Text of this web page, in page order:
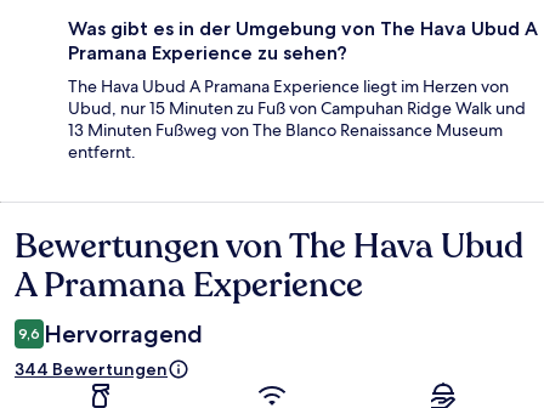
Was gibt es in der Umgebung von The Hava Ubud A
Pramana Experience zu sehen?
The Hava Ubud A Pramana Experience liegt im Herzen von
Ubud, nur 15 Minuten zu Fuß von Campuhan Ridge Walk und
13 Minuten Fußweg von The Blanco Renaissance Museum
entfernt.
Bewertungen
Bewertungen von The Hava Ubud
A Pramana Experience
9,6 Hervorragend
344 Bewertungen